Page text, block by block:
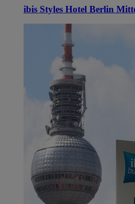
ibis Styles Hotel Berlin